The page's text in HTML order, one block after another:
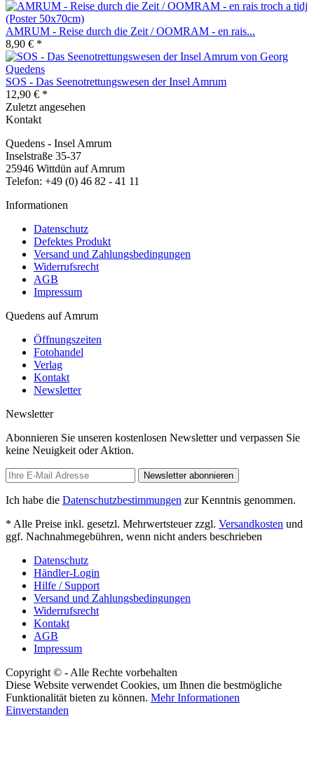
AMRUM - Reise durch die Zeit / OOMRAM - en rais...
8,90 € *
SOS - Das Seenotrettungswesen der Insel Amrum
12,90 € *
Zuletzt angesehen
Kontakt
Quedens - Insel Amrum
Inselstraße 35-37
25946 Wittdün auf Amrum
Telefon: +49 (0) 46 82 - 41 11
Informationen
Datenschutz
Defektes Produkt
Versand und Zahlungsbedingungen
Widerrufsrecht
AGB
Impressum
Quedens auf Amrum
Öffnungszeiten
Fotohandel
Verlag
Kontakt
Newsletter
Newsletter
Abonnieren Sie unseren kostenlosen Newsletter und verpassen Sie
keine Neuigkeit oder Aktion.
Newsletter abonnieren
Ich habe die Datenschutzbestimmungen zur Kenntnis genommen.
* Alle Preise inkl. gesetzl. Mehrwertsteuer zzgl. Versandkosten und
ggf. Nachnahmegebühren, wenn nicht anders beschrieben
Datenschutz
Händler-Login
Hilfe / Support
Versand und Zahlungsbedingungen
Widerrufsrecht
Kontakt
AGB
Impressum
Copyright © - Alle Rechte vorbehalten
Diese Website verwendet Cookies, um Ihnen die bestmögliche
Funktionalität bieten zu können. Mehr Informationen
Einverstanden